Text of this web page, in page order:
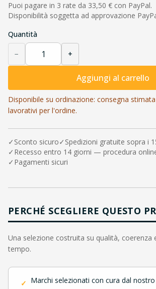
Puoi pagare in 3 rate da 33,50 € con PayPal.
Disponibilità soggetta ad approvazione
Quantità
− +
Aggiungi al carrello
Disponibile su ordinazione: consegna
lavorativi per l'ordine.
✓ Sconto sicuro✓ Spedizioni gratuite sopra i
✓ Recesso entro 14 giorni — procedura
✓ Pagamenti sicuri
PERCHÉ SCEGLIERE QUESTO
Una selezione costruita su qualità, coerenza
tempo.
✓ Marchi selezionati con cura dal